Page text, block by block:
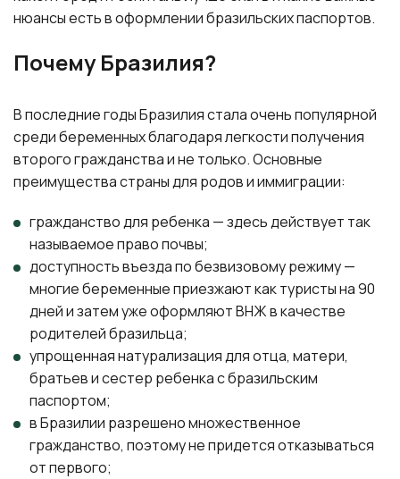
нюансы есть в оформлении бразильских паспортов.
Почему Бразилия?
В последние годы Бразилия стала очень популярной
среди беременных благодаря легкости получения
второго гражданства и не только. Основные
преимущества страны для родов и иммиграции:
гражданство для ребенка — здесь действует так
называемое право почвы;
доступность въезда по безвизовому режиму —
многие беременные приезжают как туристы на 90
дней и затем уже оформляют ВНЖ в качестве
родителей бразильца;
упрощенная натурализация для отца, матери,
братьев и сестер ребенка с бразильским
паспортом;
в Бразилии разрешено множественное
гражданство, поэтому не придется отказываться
от первого;